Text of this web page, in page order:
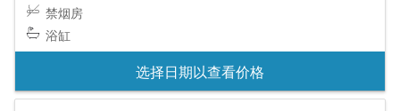
禁烟房
浴缸
选择日期以查看价格